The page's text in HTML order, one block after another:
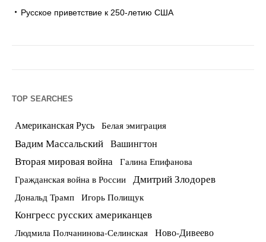
Русское приветствие к 250-летию США
TOP SEARCHES
Американская Русь Белая эмиграция
Вадим Массальский Вашингтон
Вторая мировая война Галина Епифанова
Гражданская война в России Дмитрий Злодорев
Дональд Трамп Игорь Полищук
Конгресс русских американцев
Людмила Полчанинова-Селинская Ново-Дивеево